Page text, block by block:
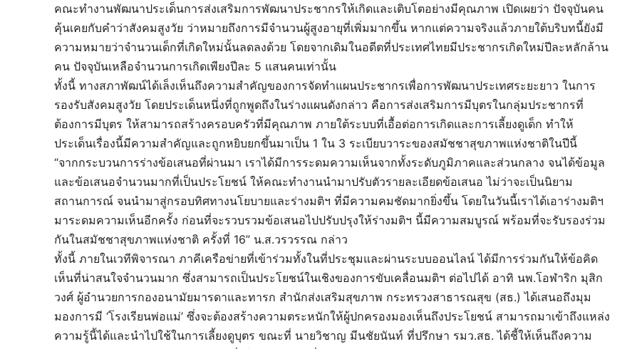
คณะทำงานพัฒนาประเด็นการส่งเสริมการพัฒนาประชากรให้เกิดและเติบโตอย่างมีคุณภาพ เปิดเผยว่า ปัจจุบันคน
คุ้นเคยกับคำว่าสังคมสูงวัย ว่าหมายถึงการมีจำนวนผู้สูงอายุที่เพิ่มมากขึ้น หากแต่ความจริงแล้วภายใต้บริบทนี้ยังมี
ความหมายว่าจำนวนเด็กที่เกิดใหม่นั้นลดลงด้วย โดยจากเดิมในอดีตที่ประเทศไทยมีประชากรเกิดใหม่ปีละหลักล้าน
คน ปัจจุบันเหลือจำนวนการเกิดเพียงปีละ 5 แสนคนเท่านั้น
ทั้งนี้ ทางสภาพัฒน์ได้เล็งเห็นถึงความสำคัญของการจัดทำแผนประชากรเพื่อการพัฒนาประเทศระยะยาว ในการ
รองรับสังคมสูงวัย โดยประเด็นหนึ่งที่ถูกพูดถึงในร่างแผนดังกล่าว คือการส่งเสริมการมีบุตรในกลุ่มประชากรที่
ต้องการมีบุตร ให้สามารถสร้างครอบครัวที่มีคุณภาพ ภายใต้ระบบที่เอื้อต่อการเกิดและการเลี้ยงดูเด็ก ทำให้
ประเด็นเรื่องนี้มีความสำคัญและถูกหยิบยกขึ้นมาเป็น 1 ใน 3 ระเบียบวาระของสมัชชาสุขภาพแห่งชาติในปีนี้
“จากกระบวนการร่างข้อเสนอที่ผ่านมา เราได้มีการระดมความเห็นจากทั้งระดับภูมิภาคและส่วนกลาง จนได้ข้อมูล
และข้อเสนอจำนวนมากที่เป็นประโยชน์ ให้คณะทำงานนำมาปรับตัวรายละเอียดข้อเสนอ ไม่ว่าจะเป็นนิยาม
สถานการณ์ จนนำมาสู่กรอบทิศทางนโยบายและร่างมติฯ ที่มีความคมชัดมากยิ่งขึ้น โดยในวันนี้เราได้เอาร่างมติฯ
มาระดมความเห็นอีกครั้ง ก่อนที่จะรวบรวมข้อเสนอไปปรับปรุงให้ร่างมติฯ นี้มีความสมบูรณ์ พร้อมที่จะรับรองร่วม
กันในสมัชชาสุขภาพแห่งชาติ ครั้งที่ 16” น.ส.วรวรรณ กล่าว
ทั้งนี้ ภายในเวทีพิจารณา ภาคีเครือข่ายที่เข้าร่วมทั้งในที่ประชุมและผ่านระบบออนไลน์ ได้มีการร่วมกันให้ข้อคิด
เห็นที่น่าสนใจจำนวนมาก ซึ่งสามารถเป็นประโยชน์ในเชิงของการขับเคลื่อนมติฯ ต่อไปได้ อาทิ นพ.โอฬาริก มุสิก
วงศ์ ผู้อำนวยการกองอนามัยมารดาและทารก สำนักส่งเสริมสุขภาพ กระทรวงสาธารณสุข (สธ.) ได้เสนอถึงมุม
มองการมี ‘โรงเรียนพ่อแม่’ ซึ่งจะต้องสร้างความตระหนักให้ผู้ปกครองมองเห็นถึงประโยชน์ สามารถมาเข้าถึงแหล่ง
ความรู้นี้ได้และนำไปใช้ในการเลี้ยงดูบุตร ขณะที่ นายวิชาญ มีนชัยนันท์ ที่ปรึกษา รมว.สธ. ได้ชี้ให้เห็นถึงความ